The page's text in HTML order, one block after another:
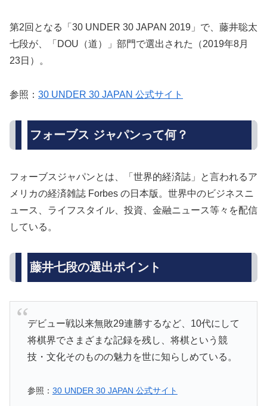
第2回となる「30 UNDER 30 JAPAN 2019」で、藤井聡太
七段が、「DOU（道）」部門で選出された（2019年8月
23日）。
参照： 30 UNDER 30 JAPAN 公式サイト
フォーブス ジャパンって何？
フォーブスジャパンとは、「 世界的経済誌」と言われるア
メリカの経済雑誌 Forbes の日本版。世界中のビジネスニ
ュース、ライフスタイル、 投資、金融ニュース等々を配信
している。
藤井七段の選出ポイント
デビュー戦以来無敗29連勝するなど、10代にして
将棋界でさまざまな記録を残し、将棋という競
技・文化そのものの魅力を世に知らしめている。
参照： 30 UNDER 30 JAPAN 公式サイト